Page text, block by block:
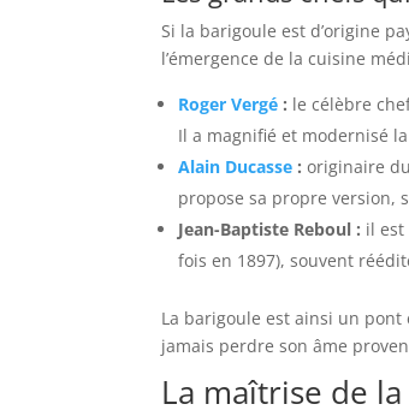
Si la barigoule est d’origine
l’émergence de la cuisine
Roger Vergé : le célèbre
Il a magnifié et modernisé
Alain Ducasse : originaire
propose sa propre version,
Jean-Baptiste Reboul : il
fois en 1897), souvent
La barigoule est ainsi un
jamais perdre son âme
La maîtrise de